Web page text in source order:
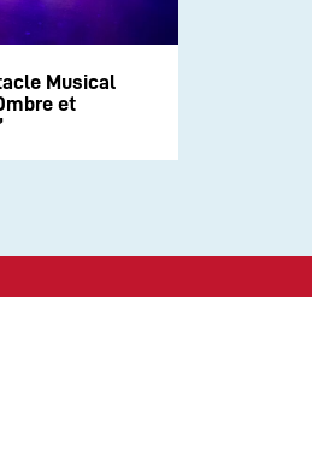
Musical
et